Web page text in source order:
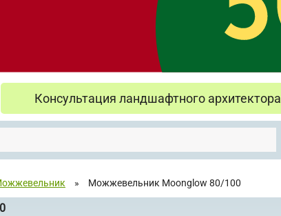
Консультация ландшафтного архитектора
» Можжевельник Moonglow 80/100